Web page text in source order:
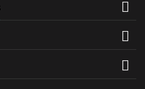


